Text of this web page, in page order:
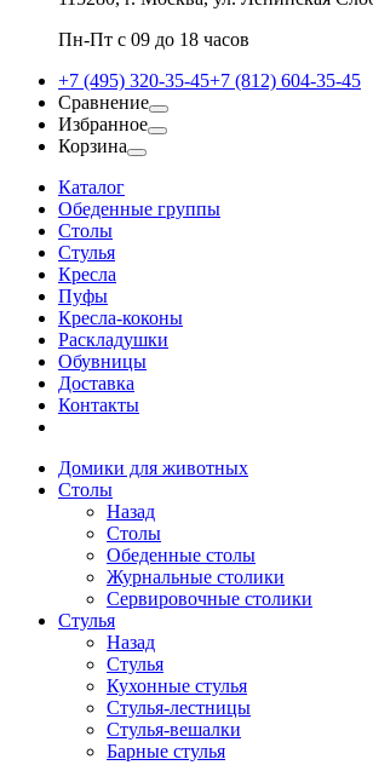
Пн-Пт с 09 до 18 часов
+7 (495) 320-35-45+7 (812) 604-35-45
Сравнение
Избранное
Корзина
Каталог
Обеденные группы
Столы
Стулья
Кресла
Пуфы
Кресла-коконы
Раскладушки
Обувницы
Доставка
Контакты
Домики для животных
Столы
Назад
Столы
Обеденные столы
Журнальные столики
Сервировочные столики
Стулья
Назад
Стулья
Кухонные стулья
Стулья-лестницы
Стулья-вешалки
Барные стулья